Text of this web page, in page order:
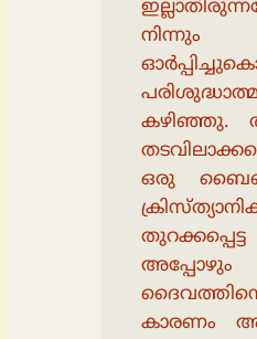
കഴിഞ്ഞു.
ഒരു
കാരണം